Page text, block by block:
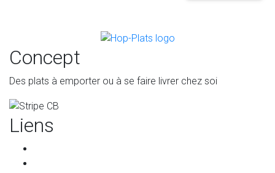
Concept
Des plats à emporter ou à se faire livrer chez soi
Liens